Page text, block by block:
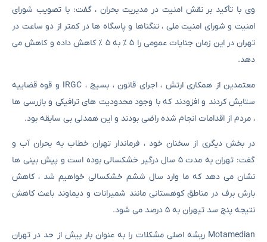
وی با تأکید بر نقش امنیت در مدیریت بحران ، گفت: با تصویب شورای
امنیت و شورای امنیت ملی ، تنگناها و پاسگاه ها در کمتر از دو ساعت در
تهران در این زمان جنایات عمومی را ۵ ٪ به ۵ ٪ کاهش داده و کاهش می
دهد.
معتمدین از همکاری ارتش ، اجرای قانون ، بسیج ، IRGC و قوه قضاییه
ستایش کردند و افزودند که با وجود محدودیت های ترافیکی و بازرسی ها
، مردم از اقدامات انجام شده راضی بودند و این همدلی بی سابقه بود.
در بخش دیگری از سخنان خود ، فرماندار تهران خطاب به بحران آب و
گفت: تهران به مدت ۵ سال درگیر خشکسالی بوده است و پیش بینی ها
نشان می دهد که ما وارد سال ششم خشکسالی خواهیم شد ، کاهش
بارش برف در مناطق کوهستانی مانند شمیرانات و دیماوند باعث کاهش
نتیجه پنج سد تیهران به ۵ درصد می شود.
Motamedian ریشه اصلی مشکلات را به عنوان بار بیش از حد در تهران